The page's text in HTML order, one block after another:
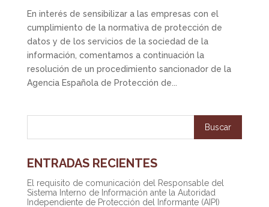
En interés de sensibilizar a las empresas con el
cumplimiento de la normativa de protección de
datos y de los servicios de la sociedad de la
información, comentamos a continuación la
resolución de un procedimiento sancionador de la
Agencia Española de Protección de...
ENTRADAS RECIENTES
El requisito de comunicación del Responsable del
Sistema Interno de Información ante la Autoridad
Independiente de Protección del Informante (AIPI)